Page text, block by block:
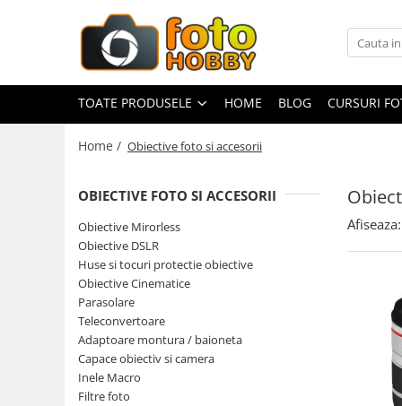
Toate Produsele
Aparate Foto
Aparate Foto Mirrorless
Aparate Foto DSLR
Aparate foto instant
Aparate foto pe film
Cursuri foto
Obiective foto si accesorii
Obiective Mirorless
Obiective DSLR
Huse si tocuri protectie obiective
Obiective Cinematice
TOATE PRODUSELE HOME BLOG CURSURI
Home / Obiective foto si accesorii
OBIECTIVE FOTO SI ACCESORII
Obiective Mirorless
Obiective DSLR
Huse si tocuri protectie obiective
Obiective Cinematice
Parasolare
Teleconvertoare
Adaptoare montura / baioneta
Capace obiectiv si camera
Inele Macro
Filtre foto
Afiseaza: